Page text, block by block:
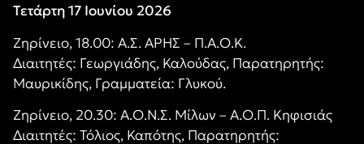
Τετάρτη 17 Ιουνίου 2026
Ζηρίνειο, 18.00: Α.Σ. ΑΡΗΣ – Π.Α.Ο.Κ.
Διαιτητές: Γεωργιάδης, Καλούδας, Παρατηρητής:
Μαυρικίδης, Γραμματεία: Γλυκού.
Ζηρίνειο, 20.30: Α.Ο.Ν.Σ. Μίλων – Α.Ο.Π. Κηφισιάς
Διαιτητές: Τόλιος, Καπότης, Παρατηρητής: